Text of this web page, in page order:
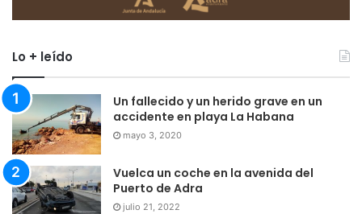
Lo + leído
Un fallecido y un herido grave en un
accidente en playa La Habana
mayo 3, 2020
Vuelca un coche en la avenida del
Puerto de Adra
julio 21, 2022